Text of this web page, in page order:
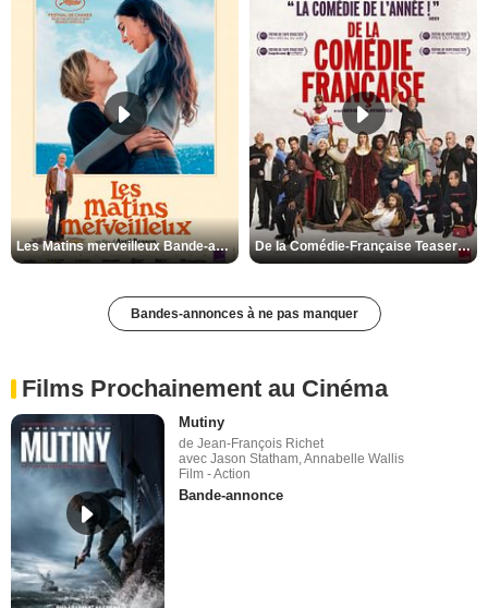
Les Matins merveilleux Bande-annonce VF De la Comédie-Française Teaser VF
Bandes-annonces à ne pas manquer
Films Prochainement au Cinéma
Mutiny
de Jean-François Richet
avec Jason Statham, Annabelle Wallis
Film - Action
Bande-annonce